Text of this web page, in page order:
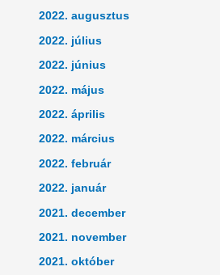
2022. augusztus
2022. július
2022. június
2022. május
2022. április
2022. március
2022. február
2022. január
2021. december
2021. november
2021. október